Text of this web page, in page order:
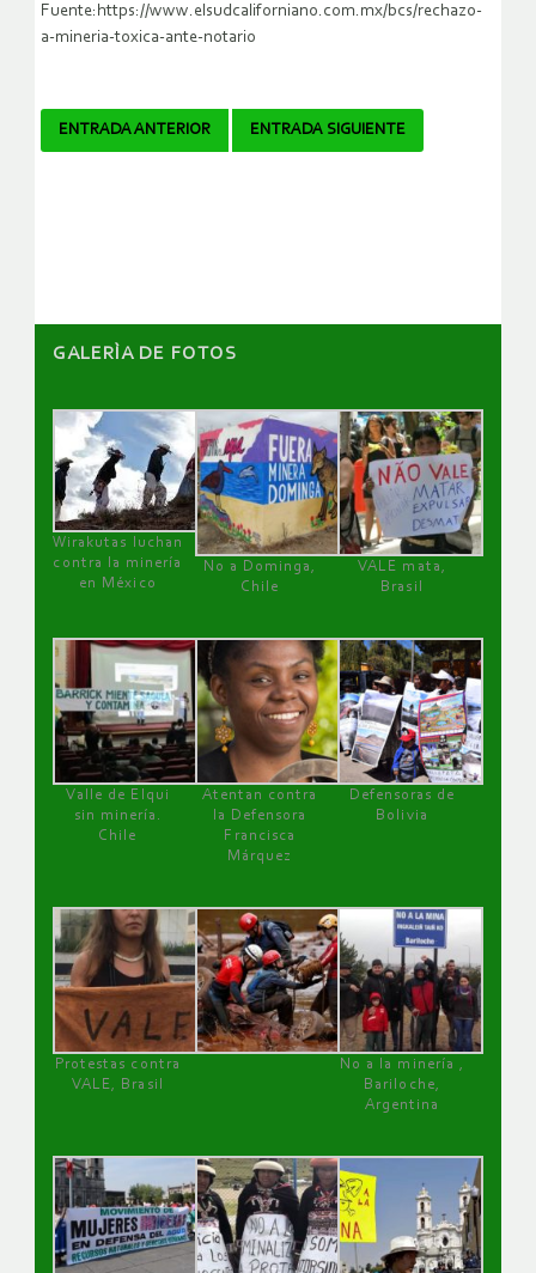
Fuente:https://www.elsudcaliforniano.com.mx/bcs/rechazo-
a-mineria-toxica-ante-notario
Navegador
ENTRADA ANTERIOR ENTRADA SIGUIENTE
GALERÌA DE FOTOS
Wirakutas luchan
contra la minería
en México
No a Dominga,
Chile
VALE mata,
Brasil
Valle de Elqui
sin minería.
Chile
Atentan contra
la Defensora
Francisca
Márquez
Defensoras de
Bolivia
Protestas contra
VALE, Brasil
No a la minería ,
Bariloche,
Argentina